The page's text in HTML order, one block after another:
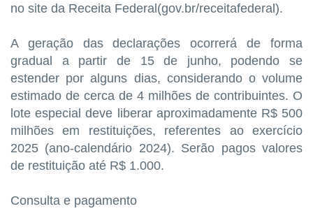
no site da Receita Federal(gov.br/receitafederal).
A geração das declarações ocorrerá de forma
gradual a partir de 15 de junho, podendo se
estender por alguns dias, considerando o volume
estimado de cerca de 4 milhões de contribuintes. O
lote especial deve liberar aproximadamente R$ 500
milhões em restituições, referentes ao exercício
2025 (ano-calendário 2024). Serão pagos valores
de restituição até R$ 1.000.
Consulta e pagamento